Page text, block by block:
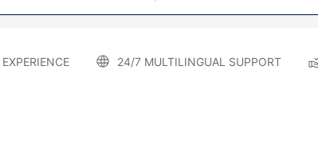
24/7 MULTILINGUAL SUPPORT